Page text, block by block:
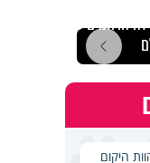
הרחמים של
היקום